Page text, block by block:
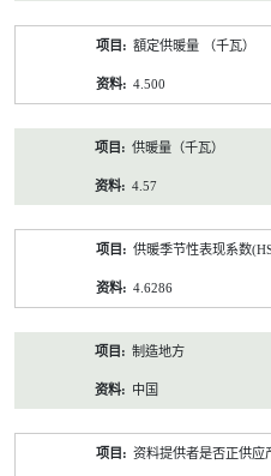
額定供暖量 （千瓦）
4.500
供暖量（千瓦）
4.57
供暖季节性表现系数
4.6286
制造地方
中国
资料提供者是否正供应